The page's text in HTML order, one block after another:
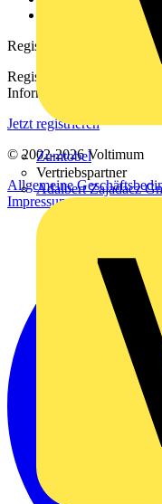
Zumtobel
Vertriebspartner
Adalbert Zajadacz
Registrierung
Registrieren Sie sich
Informationen aus der
Jetzt registrieren
© 2002-2026Voltimum
Allgemeine
Impressum